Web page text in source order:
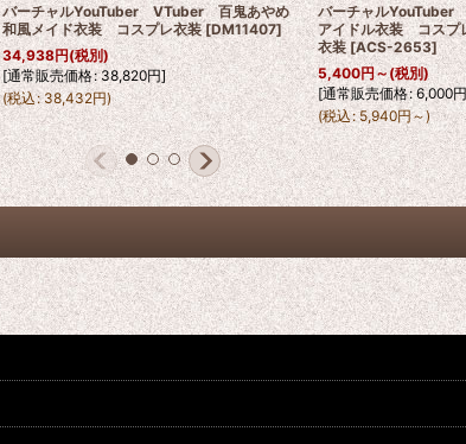
バーチャルYouTuber VTuber 百鬼あやめ
和風メイド衣装 コスプレ衣装 [DM11407]
34,938円(税別)
[通常販売価格: 38,820円]
(税込: 38,432円)
バーチャル
アイドル衣装 コス
衣装 [ACS-2653]
5,400円～(税別)
[通常販売価格: 6,000
(税込: 5,940円～)